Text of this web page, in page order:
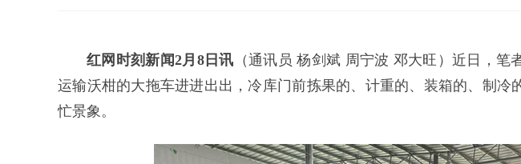
红网时刻新闻2月8日讯 （通讯员 杨剑斌 周宁波 邓大旺）近日，
运输沃柑的大拖车进进出出，冷库门前拣果的、计重的、装箱的、制冷
忙景象。